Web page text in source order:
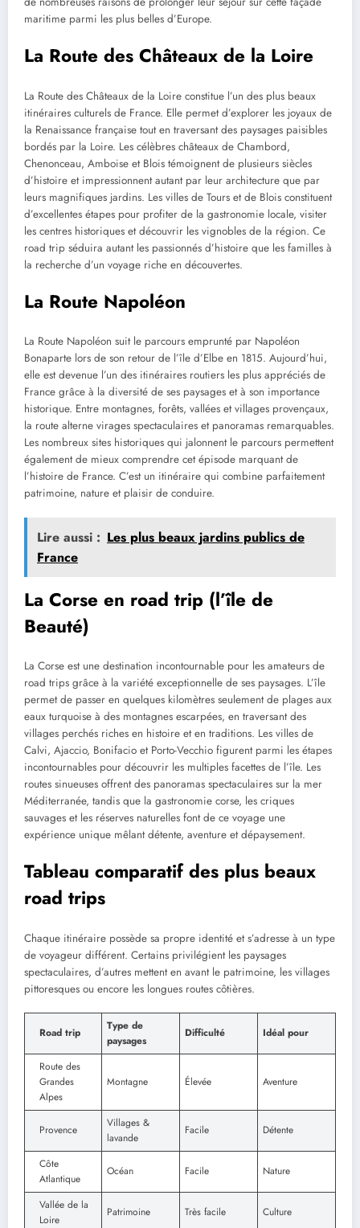
maritime parmi les plus belles d’Europe.
La Route des Châteaux de la Loire
La Route des Châteaux de la Loire constitue l’un des plus beaux
itinéraires culturels de France. Elle permet d’explorer les joyaux de
la Renaissance française tout en traversant des paysages paisibles
bordés par la Loire. Les célèbres châteaux de Chambord,
Chenonceau, Amboise et Blois témoignent de plusieurs siècles
d’histoire et impressionnent autant par leur architecture que par
leurs magnifiques jardins. Les villes de Tours et de Blois constituent
d’excellentes étapes pour profiter de la gastronomie locale, visiter
les centres historiques et découvrir les vignobles de la région. Ce
road trip séduira autant les passionnés d’histoire que les familles à
la recherche d’un voyage riche en découvertes.
La Route Napoléon
La Route Napoléon suit le parcours emprunté par Napoléon
Bonaparte lors de son retour de l’île d’Elbe en 1815. Aujourd’hui,
elle est devenue l’un des itinéraires routiers les plus appréciés de
France grâce à la diversité de ses paysages et à son importance
historique. Entre montagnes, forêts, vallées et villages provençaux,
la route alterne virages spectaculaires et panoramas remarquables.
Les nombreux sites historiques qui jalonnent le parcours permettent
également de mieux comprendre cet épisode marquant de
l’histoire de France. C’est un itinéraire qui combine parfaitement
patrimoine, nature et plaisir de conduire.
Lire aussi : Les plus beaux jardins publics de
France
La Corse en road trip (l’île de
Beauté)
La Corse est une destination incontournable pour les amateurs de
road trips grâce à la variété exceptionnelle de ses paysages. L’île
permet de passer en quelques kilomètres seulement de plages aux
eaux turquoise à des montagnes escarpées, en traversant des
villages perchés riches en histoire et en traditions. Les villes de
Calvi, Ajaccio, Bonifacio et Porto-Vecchio figurent parmi les étapes
incontournables pour découvrir les multiples facettes de l’île. Les
routes sinueuses offrent des panoramas spectaculaires sur la mer
Méditerranée, tandis que la gastronomie corse, les criques
sauvages et les réserves naturelles font de ce voyage une
expérience unique mêlant détente, aventure et dépaysement.
Tableau comparatif des plus beaux
road trips
Chaque itinéraire possède sa propre identité et s’adresse à un type
de voyageur différent. Certains privilégient les paysages
spectaculaires, d’autres mettent en avant le patrimoine, les villages
pittoresques ou encore les longues routes côtières.
Road trip
Type de
paysages
Difficulté Idéal pour
Route des
Grandes
Alpes
Montagne Élevée Aventure
Provence
Villages &
lavande
Facile Détente
Côte
Atlantique
Océan Facile Nature
Vallée de la
Loire
Patrimoine Très facile Culture